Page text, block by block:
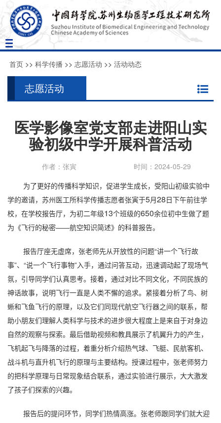
Toggle
navigation
首页 >> 科学传播 >> 志愿活动 >> 活动动态
志愿活动
医学影像室党支部走进阳山实
验初级中学开展科普活动
作者：张寅
时间：2024-05-29
为了更好的传播科学知识，促进学生成长，受阳山初级实验中
学的邀请，苏州医工所科学传播志愿者张寅于5月28日下午前往学
校，在学校报告厅，为初二年级13个班级的650余位初中生做了题
为《飞行的秘密——航空知识简述》的科普报告。
报告厅座无虚席，张老师先从开放性的问题“讲一个飞行故
事”、“说一个飞行事物”入手，通过问答互动，迅速调动起了现场气
氛，引导同学们认真思考。接着，通过对比不同文化，不同民族的
神话故事，说明飞行一直是人类不懈的追求。紧接着分析了鸟、树
蜥和飞鱼飞行的原理，以及它们同现代航空飞行器之间的联系，帮
助小朋友们理解人类科学与技术的进步很大程度上是来自于对身边
自然的观察与探索。最后借助视频和教具展示了机翼升力的产生，
飞机起飞与降落的过程，着重分析介绍热气球、飞艇、民航客机、
战斗机与直升机飞行的原理与主要结构。授课过程中，张老师努力
的把科学原理与日常现象结合联系，通过实验进行展示，大大激发
了孩子们探索的兴趣。
报告后的提问环节，同学们热情高涨。张老师跟同学们就大迎